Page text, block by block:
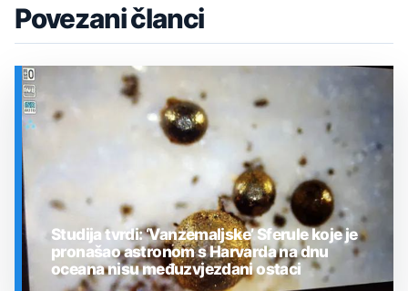
Povezani članci
Studija tvrdi: ‘Vanzemaljske’ Sferule koje je
pronašao astronom s Harvarda na dnu
oceana nisu međuzvjezdani ostaci